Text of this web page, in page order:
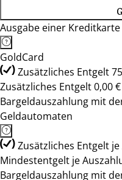
Ausgabe einer Kreditkarte
GoldCard
Zusätzliches Entgelt
Zusätzliches Entgelt 0,00
Bargeldauszahlung mit
Geldautomaten
Zusätzliches Entgelt
Mindestentgelt je
Bargeldauszahlung mit